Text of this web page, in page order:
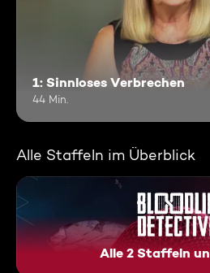
1: Sinnloses Verbrechen
44 Min.
Alle Staffeln im Überblick
Alle 2 Staffeln